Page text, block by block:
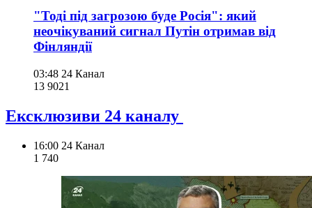
"Тоді під загрозою буде Росія": який
неочікуваний сигнал Путін отримав від
Фінляндії
03:48 24 Канал
13 9021
Ексклюзиви 24 каналу
16:00 24 Канал
1 740